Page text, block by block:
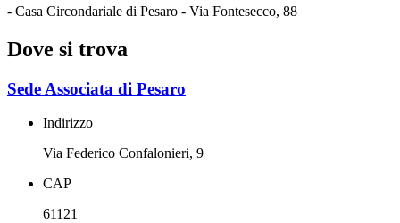
- Casa Circondariale di Pesaro - Via Fontesecco, 88
Dove si trova
Sede Associata di Pesaro
Indirizzo
Via Federico Confalonieri, 9
CAP
61121